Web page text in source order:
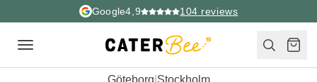
Google4,9 104 reviews
Toggle
Göteborg Stockholm